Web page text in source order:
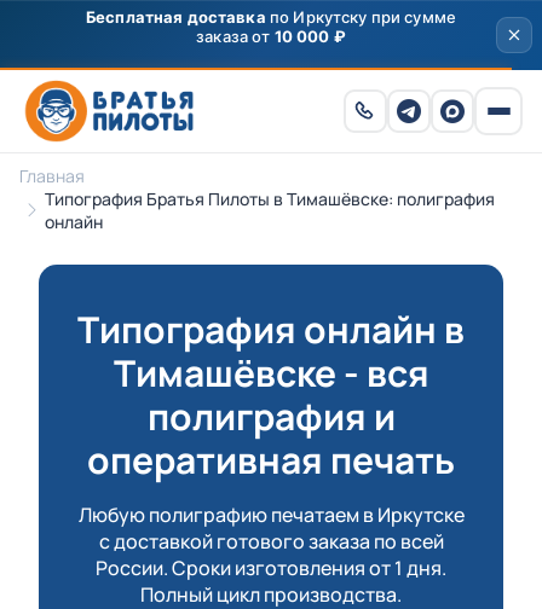
Скидка250 ₽на первый заказ от 3000 ₽ по
промокоду ПРИВЕТ
Главная
Типография Братья Пилоты в Тимашёвске: полиграфия
онлайн
Типография онлайн в
Тимашёвске - вся
полиграфия и
оперативная печать
Любую полиграфию печатаем в Иркутске
с доставкой готового заказа по всей
России. Сроки изготовления от 1 дня.
Полный цикл производства.